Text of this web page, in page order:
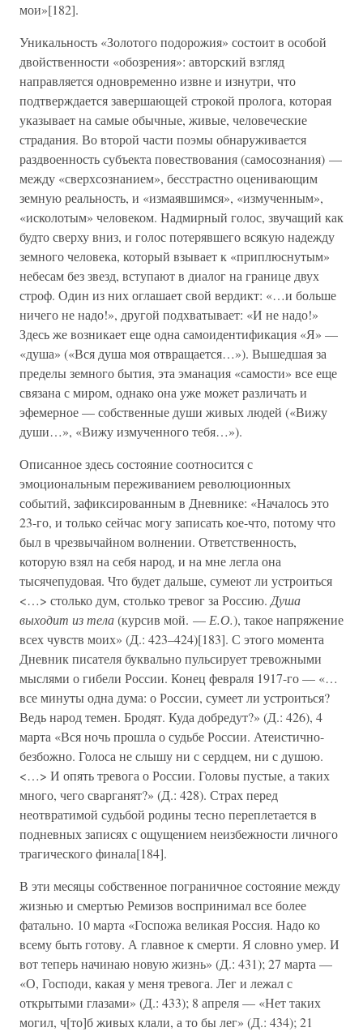
мои»[182].
Уникальность «Золотого подорожия» состоит в особой
двойственности «обозрения»: авторский взгляд
направляется одновременно извне и изнутри, что
подтверждается завершающей строкой пролога, которая
указывает на самые обычные, живые, человеческие
страдания. Во второй части поэмы обнаруживается
раздвоенность субъекта повествования (самосознания) —
между «сверхсознанием», бесстрастно оценивающим
земную реальность, и «измаявшимся», «измученным»,
«исколотым» человеком. Надмирный голос, звучащий как
будто сверху вниз, и голос потерявшего всякую надежду
земного человека, который взывает к «приплюснутым»
небесам без звезд, вступают в диалог на границе двух
строф. Один из них оглашает свой вердикт: «…и больше
ничего не надо!», другой подхватывает: «И не надо!»
Здесь же возникает еще одна самоидентификация «Я» —
«душа» («Вся душа моя отвращается…»). Вышедшая за
пределы земного бытия, эта эманация «самости» все еще
связана с миром, однако она уже может различать и
эфемерное — собственные души живых людей («Вижу
души…», «Вижу измученного тебя…»).
Описанное здесь состояние соотносится с
эмоциональным переживанием революционных
событий, зафиксированным в Дневнике: «Началось это
23-го, и только сейчас могу записать кое-что, потому что
был в чрезвычайном волнении. Ответственность,
которую взял на себя народ, и на мне легла она
тысячепудовая. Что будет дальше, сумеют ли устроиться
<…> столько дум, столько тревог за Россию. Душа
выходит из тела(курсив мой. — Е.О.), такое напряжение
всех чувств моих» (Д.: 423–424)[183]. С этого момента
Дневник писателя буквально пульсирует тревожными
мыслями о гибели России. Конец февраля 1917-го — «…
все минуты одна дума: о России, сумеет ли устроиться?
Ведь народ темен. Бродят. Куда добредут?» (Д.: 426), 4
марта «Вся ночь прошла о судьбе России. Атеистично-
безбожно. Голоса не слышу ни с сердцем, ни с душою.
<…> И опять тревога о России. Головы пустые, а таких
много, чего сварганят?» (Д.: 428). Страх перед
неотвратимой судьбой родины тесно переплетается в
подневных записях с ощущением неизбежности личного
трагического финала[184].
В эти месяцы собственное пограничное состояние между
жизнью и смертью Ремизов воспринимал все более
фатально. 10 марта «Госпожа великая Россия. Надо ко
всему быть готову. А главное к смерти. Я словно умер. И
вот теперь начинаю новую жизнь» (Д.: 431); 27 марта —
«О, Господи, какая у меня тревога. Лег и лежал с
открытыми глазами» (Д.: 433); 8 апреля — «Нет таких
могил, ч[то]б живых клали, а то бы лег» (Д.: 434); 21